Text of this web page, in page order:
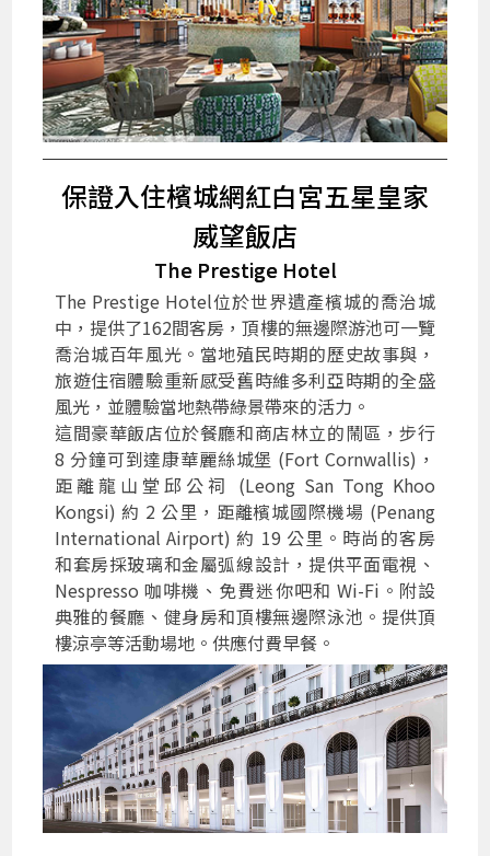
保證入住檳城網紅白宮五星皇家
威望飯店
The Prestige Hotel
The Prestige Hotel位於世界遺產檳城的喬治城
中，提供了162間客房，頂樓的無邊際游池可一覽
喬治城百年風光。當地殖民時期的歷史故事與，
旅遊住宿體驗重新感受舊時維多利亞時期的全盛
風光，並體驗當地熱帶綠景帶來的活力。
這間豪華飯店位於餐廳和商店林立的鬧區，步行
8 分鐘可到達康華麗絲城堡 (Fort Cornwallis)，
距離龍山堂邱公祠 (Leong San Tong Khoo
Kongsi) 約 2 公里，距離檳城國際機場 (Penang
International Airport) 約 19 公里。時尚的客房
和套房採玻璃和金屬弧線設計，提供平面電視、
Nespresso 咖啡機、免費迷你吧和 Wi-Fi。附設
典雅的餐廳、健身房和頂樓無邊際泳池。提供頂
樓涼亭等活動場地。供應付費早餐。